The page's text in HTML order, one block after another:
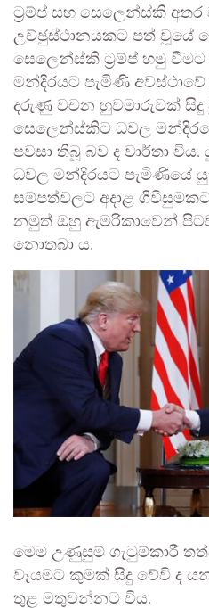
ට‍්‍රම්ප් සහ සෙලෙන්ස්කි
උච්ඡුස්ථානයකට පත් වූයේ
සෙලෙන්ස්කි ට‍්‍රම්ප් හමු
මන්දිරයට පැමිණි
දරුණු වචන හුවමාරුවක් සිදු
සෙලෙන්ස්කිට ධවල
පවසා තිබූ බව ද වාර්තා
ධවල මන්දිරයට පැමිණියේ
සම්පත්වලට අදාළ
නමුත් ඔහු ඇමරිකාවෙන්
නොතබා ය.
මෙම උණුසුම් ගැටුම්කාරී
වෑයමට කුමක් සිදු වේවි ද
තුළ මතුවන්නට විය.